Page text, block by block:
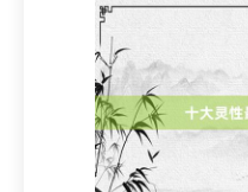
和现款流量表。其
钞票、欠债和总共
开销，计较净利润；
款的流入与流出情
需要整理一段技能
票和欠债等信息。
职业，老本